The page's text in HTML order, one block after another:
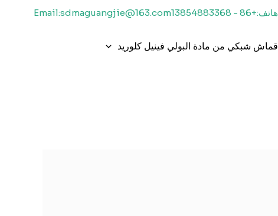
هاتف:+86 - 13854883368 Email:sdmaguangjie@163.com
قماش شبكي من مادة البولي فينيل كلوريد